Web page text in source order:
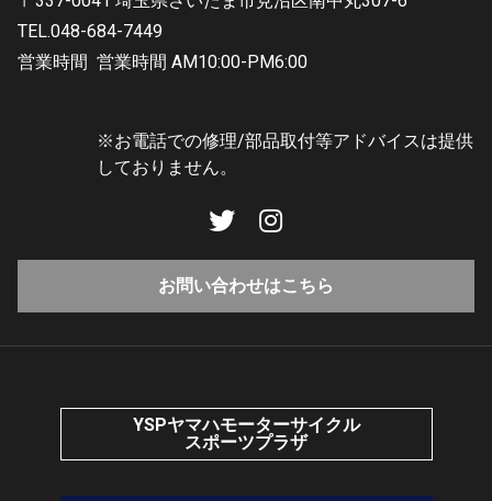
TEL.048-684-7449
営業時間 営業時間 AM10:00-PM6:00
※お電話での修理/部品取付等アドバイスは提供
しておりません。
お問い合わせはこちら
YSPヤマハモーターサイクル
スポーツプラザ